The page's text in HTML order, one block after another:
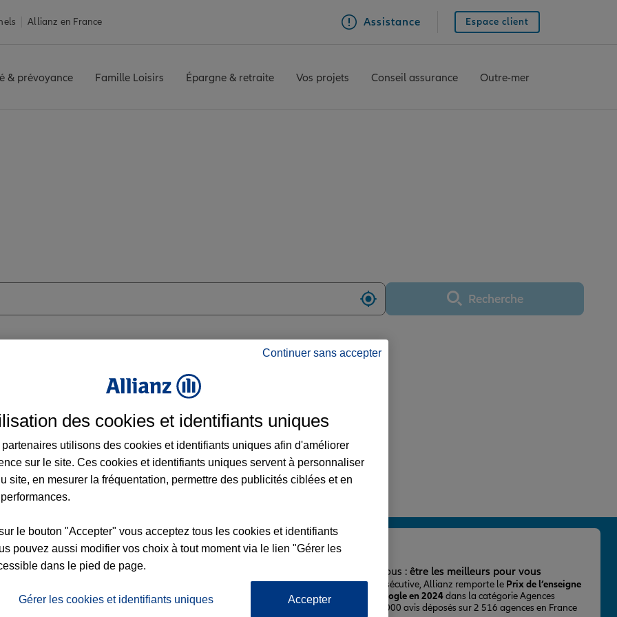
Allianz en France Assistance Espace client
& prévoyance Famille Loisirs Épargne & retraite Vos projets Conseil assurance Outre-mer
Utiliser ma positionRecherche
Voir l'agence
MOREUIL
L'important pour nous : être les meilleurs pour vous
Pour la 2ème fois consécutive, Allianz remporte le Prix de l’enseigne
la mieux notée sur Google en 2024dans la catégorie Agences
d’Assurance, avec 43 000 avis déposés sur 2 516 agences en France
Continuer sans accepter
des cookies et identifiants uniques
partenaires utilisons des cookies et identifiants uniques afin d'améliorer
sur le site. Ces cookies et identifiants uniques servent à personnaliser
site, en mesurer la fréquentation, permettre des publicités ciblées et en
le bouton "Accepter" vous acceptez tous les cookies et identifiants
pouvez aussi modifier vos choix à tout moment via le lien "Gérer les
dans le pied de page.
Gérer les cookies et identifiants uniques Accepter